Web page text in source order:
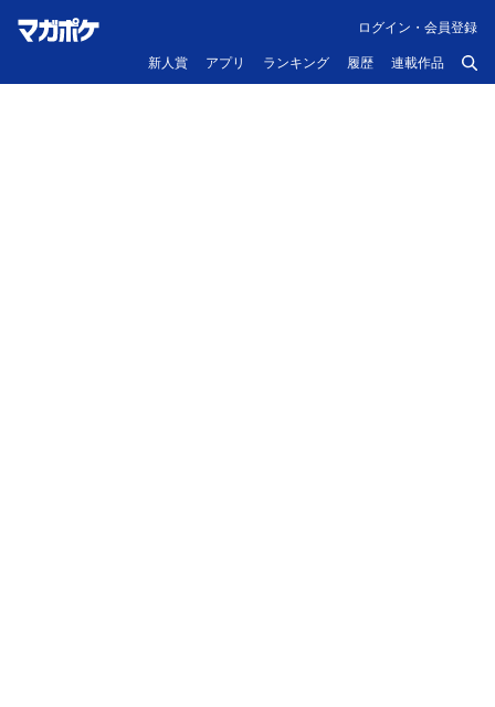
新人賞 アプリ ランキング 履歴 連載作品
ログイン・会員登録